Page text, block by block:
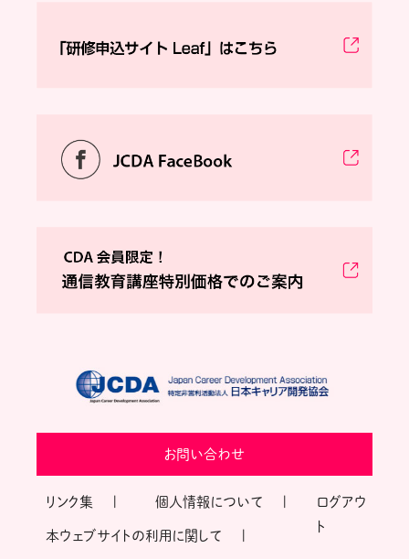
お問い合わせ
リンク集 個人情報について
本ウェブサイトの利用に関して
ログアウ
ト